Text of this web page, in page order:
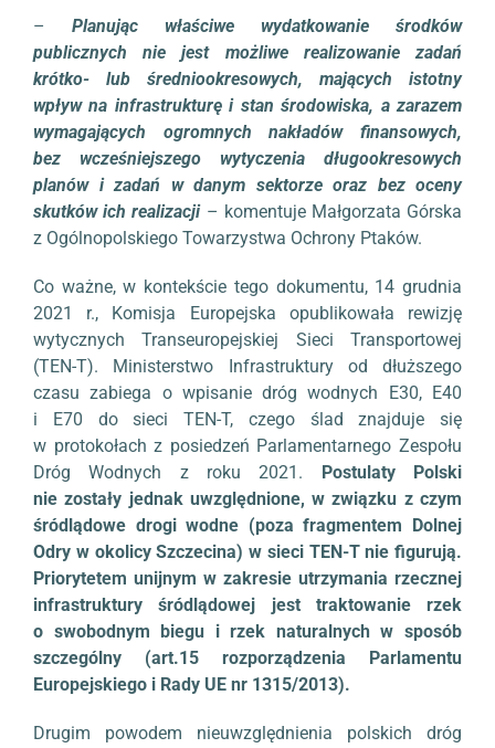
– Planując właściwe wydatkowanie środków
publicznych nie jest możliwe realizowanie zadań
krótko- lub średniookresowych, mających istotny
wpływ na infrastrukturę i stan środowiska, a zarazem
wymagających ogromnych nakładów finansowych,
bez wcześniejszego wytyczenia długookresowych
planów i zadań w danym sektorze oraz bez oceny
skutków ich realizacji – komentuje Małgorzata Górska
z Ogólnopolskiego Towarzystwa Ochrony Ptaków.
Co ważne, w kontekście tego dokumentu, 14 grudnia
2021 r., Komisja Europejska opublikowała rewizję
wytycznych Transeuropejskiej Sieci Transportowej
(TEN-T). Ministerstwo Infrastruktury od dłuższego
czasu zabiega o wpisanie dróg wodnych E30, E40
i E70 do sieci TEN-T, czego ślad znajduje się
w protokołach z posiedzeń Parlamentarnego Zespołu
Dróg Wodnych z roku 2021. Postulaty Polski
nie zostały jednak uwzględnione, w związku z czym
śródlądowe drogi wodne (poza fragmentem Dolnej
Odry w okolicy Szczecina) w sieci TEN-T nie figurują.
Priorytetem unijnym w zakresie utrzymania rzecznej
infrastruktury śródlądowej jest traktowanie rzek
o swobodnym biegu i rzek naturalnych w sposób
szczególny (art.15 rozporządzenia Parlamentu
Europejskiego i Rady UE nr 1315/2013).
Drugim powodem nieuwzględnienia polskich dróg